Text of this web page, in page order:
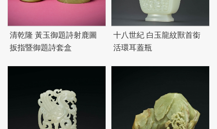
清乾隆 黃玉御題詩射鹿圖
扳指暨御題詩套盒
十八世紀 白玉龍紋獸首銜
活環耳蓋瓶